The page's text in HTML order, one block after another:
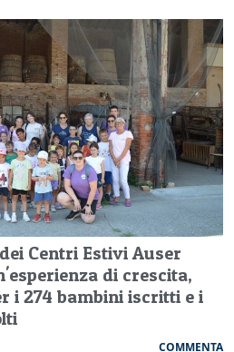
Centri Estivi Auser
di crescita,
i 274 bambini iscritti e i
COMMENTA